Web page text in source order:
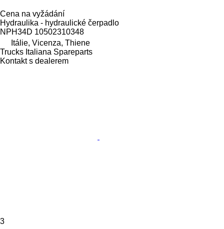
Cena na vyžádání
Hydraulika - hydraulické čerpadlo
NPH34D 10502310348
Itálie, Vicenza, Thiene
Trucks Italiana Spareparts
Kontakt s dealerem
3